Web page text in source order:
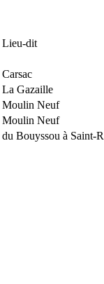
Lieu-dit
Carsac
La Gazaille
Moulin Neuf
Moulin Neuf
du Bouyssou à Saint-